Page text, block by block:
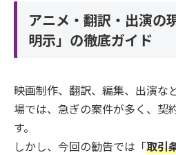
アニメ・翻訳・出演の
明示」の徹底ガイド
映画制作、翻訳、編集、出演な
場では、急ぎの案件が多く、契
す。
しかし、今回の勧告では「取引